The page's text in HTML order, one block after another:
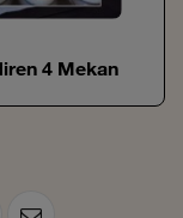
4 Mekan